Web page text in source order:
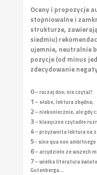
Oceny i propozycje
stopniowalne i
strukturze,
siedmiu)
ujemnie, neutralnie
pozycje (od minus
zdecydowanie
0– raczej dno; nie czytać!
1 – słabe, lektura zbędna;
2– niekoniecznie, ale gdy
3– klasyczne czytadło
4– przyzwoita lektura na
5- sine qua non
6– arcydzieło ze wszech
7– wielka literatura
Gutenberga...